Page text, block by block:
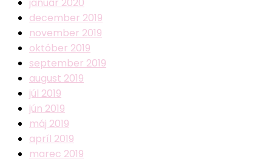
december 2019
november 2019
október 2019
september 2019
august 2019
júl 2019
jún 2019
máj 2019
apríl 2019
marec 2019